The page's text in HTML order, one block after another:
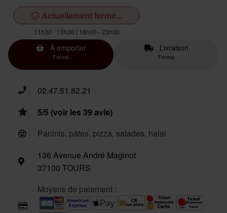
Actuellement fermé...
11h30 - 13h30 | 18h00 - 23h00
À emporter
Fermé
Livraison
Fermé
02.47.51.82.21
5/5 (voir les 39 avis)
Paninis, pâtes, pizza, salades, halal
136 Avenue André Maginot
37100 TOURS
Moyens de paiement :